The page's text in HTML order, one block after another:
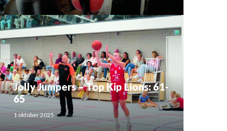
Jolly Jumpers – Top Kip Lions: 61-
65
1 oktober 2025